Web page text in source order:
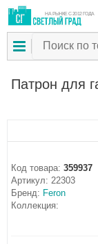
НА РЫНКЕ С 2012 ГОДА
Патрон для
Код товара: 359937
Артикул: 22303
Бренд: Feron
Коллекция: